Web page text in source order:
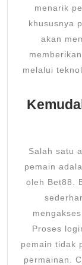
menarik
khususnya
akan
melalui
Salah satu
pemain
oleh Bet88.
Proses
pemain tidak
permainan.